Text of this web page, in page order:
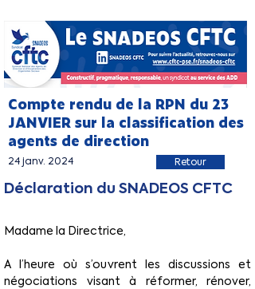
Compte rendu de la RPN du 23
JANVIER sur la classification des
agents de direction
24 janv. 2024 Retour
Déclaration du SNADEOS CFTC
Madame la Directrice,
A l’heure où s’ouvrent les discussions et
négociations visant à réformer, rénover,